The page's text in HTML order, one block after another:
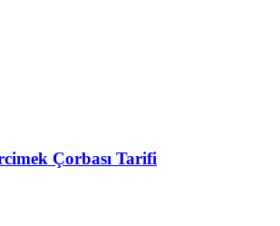
Çorbası Tarifi